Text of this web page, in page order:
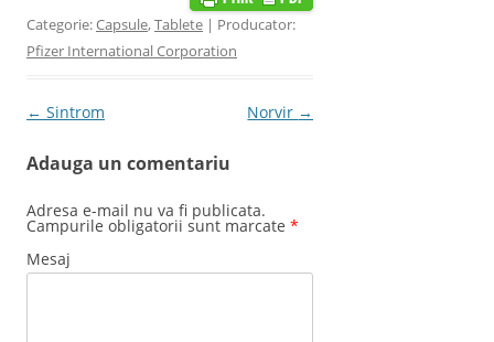
Categorie:Capsule,Tablete | Producator:
Pfizer International Corporation
Post navigation
← Sintrom Norvir →
Adauga un comentariu
Adresa e-mail nu va fi publicata.
Campurile obligatorii sunt marcate *
Mesaj